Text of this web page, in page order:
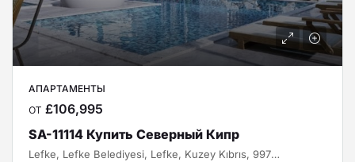
АПАРТАМЕНТЫ
от £106,995
SA-11114 Купить Северный Кипр
Lefke, Lefke Belediyesi, Lefke, Kuzey Kıbrıs, 99770, Κύπρος - Kıbrıs